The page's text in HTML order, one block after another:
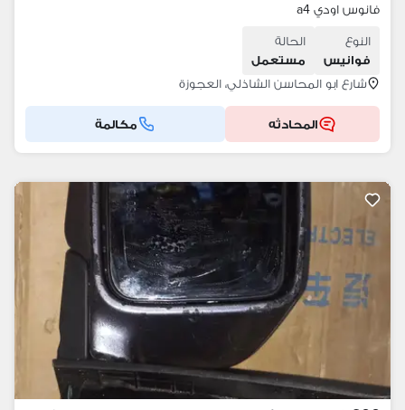
فانوس اودي a4
النوع
فوانيس
الحالة
مستعمل
شارع ابو المحاسن الشاذلي، العجوزة
المحادثه مكالمة